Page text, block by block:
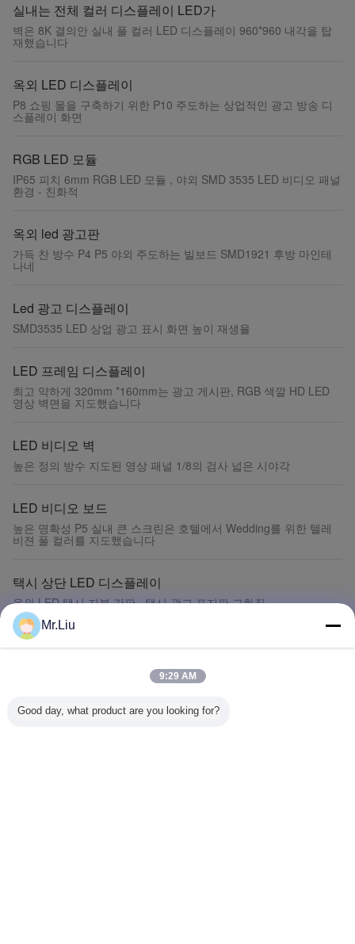
실내는 전체 컬러 디스플레이 LED가
벽은 8K 결의안 실내 풀 컬러 LED 디스플레이 960*960 내각을 탑
재했습니다
옥외 LED 디스플레이
P8 쇼핑 몰을 구축하기 위한 P10 주도하는 상업적인 광고 방송 디
스플레이 화면
RGB LED 모듈
IP65 피치 6mm RGB LED 모듈 , 야외 SMD 3535 LED 비디오 패널
환경 - 친화적
옥외 led 광고판
가득 찬 방수 P4 P5 야외 주도하는 빌보드 SMD1921 후방 마인테
나네
Led 광고 디스플레이
SMD3535 LED 상업 광고 표시 화면 높이 재생율
LED 프레임 디스플레이
최고 약하게 320mm *160mm는 광고 게시판, RGB 색깔 HD LED
영상 벽면을 지도했습니다
LED 비디오 벽
높은 정의 방수 지도된 영상 패널 1/8의 검사 넓은 시야각
LED 비디오 보드
높은 명확성 P5 실내 큰 스크린은 호텔에서 Wedding를 위한 텔레
비젼 풀 컬러를 지도했습니다
택시 상단 LED 디스플레이
옥외 LED 택시 지붕 간판 , 택시 광고 표지판 고화질
LED DJ 부스
FashionLED DJ 부스 P5 LED Dj는 클럽/텔레비전을 위한 경이로운
큰 스크린 LED 텔레비젼
Mr.Liu
9:29 AM
Good day, what product are you looking for?